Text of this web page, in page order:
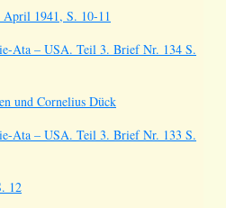
1941, S. 10-11
Ata – USA. Teil 3. Brief Nr. 134 S.
und Cornelius Dück
Ata – USA. Teil 3. Brief Nr. 133 S.
12